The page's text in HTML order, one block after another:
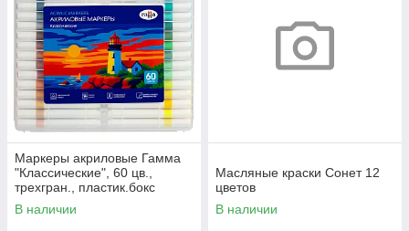
Маркеры акриловые Гамма
"Классические", 60 цв.,
трехгран., пластик.бокс
В наличии
Масляные краски Сонет 12
цветов
В наличии